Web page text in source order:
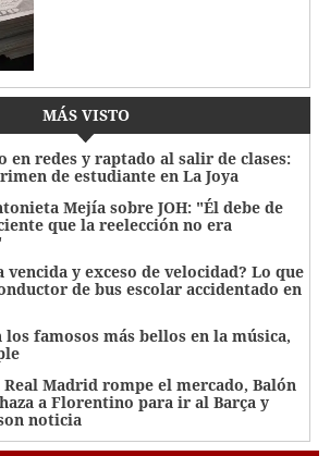
MÁS VISTO
en redes y raptado al salir de clases:
de estudiante en La Joya
Mejía sobre JOH: "Él debe de
que la reelección no era
vencida y exceso de velocidad? Lo que
de bus escolar accidentado en
los famosos más bellos en la música,
Real Madrid rompe el mercado, Balón
a Florentino para ir al Barça y
noticia